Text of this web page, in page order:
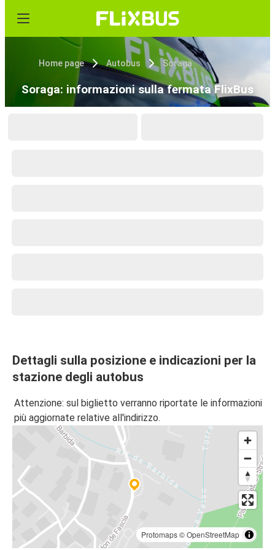
Home page Autobus Soraga
Soraga: informazioni sulla fermata FlixBus
Dettagli sulla posizione e indicazioni per la
stazione degli autobus
Attenzione: sul biglietto verranno riportate le informazioni
più aggiornate relative all'indirizzo.
Protomaps©OpenStreetMap